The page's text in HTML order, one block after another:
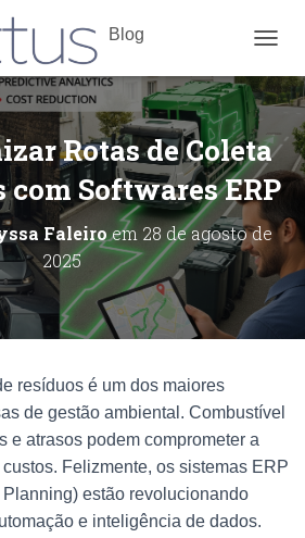
Blog
Rotas de Coleta
com Softwares ERP
Faleiroem 28 de agosto de
2025
resíduos é um dos maiores
de gestão ambiental. Combustível
e atrasos podem comprometer a
Felizmente, os sistemas ERP
estão revolucionando
e inteligência de dados.